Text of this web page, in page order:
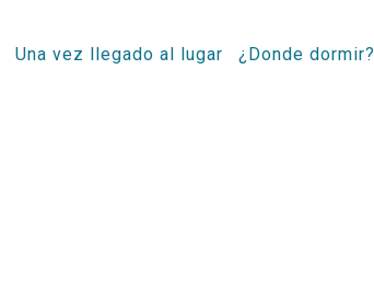
Una vez llegado al lugar ¿Donde dormir?